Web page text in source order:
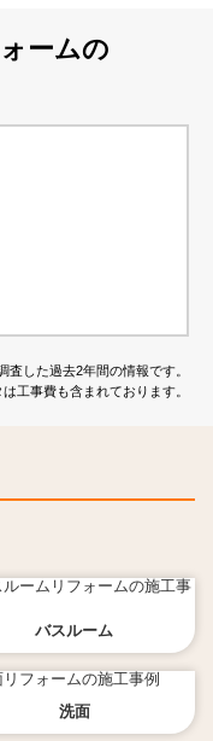
ームの
した過去2年間の情報です。
工事費も含まれております。
バスルーム
洗面